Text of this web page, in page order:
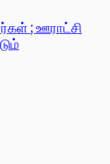
; ஊராட்சி